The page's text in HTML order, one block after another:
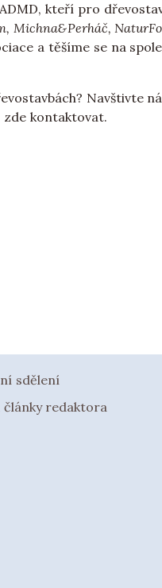
kteří pro
Michna&Perháč,
a těšíme se na
Navštivte
zde kontaktovat.
sdělení
články redaktora